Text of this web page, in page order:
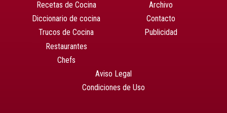
Recetas de Cocina
Diccionario de cocina
Trucos de Cocina
Restaurantes
Chefs
Archivo
Contacto
Publicidad
Aviso Legal
Condiciones de Uso